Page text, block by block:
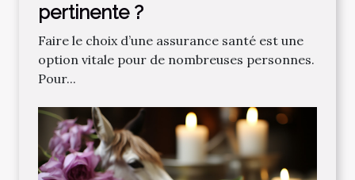
pertinente ?
Faire le choix d’une assurance santé est une
option vitale pour de nombreuses personnes.
Pour...